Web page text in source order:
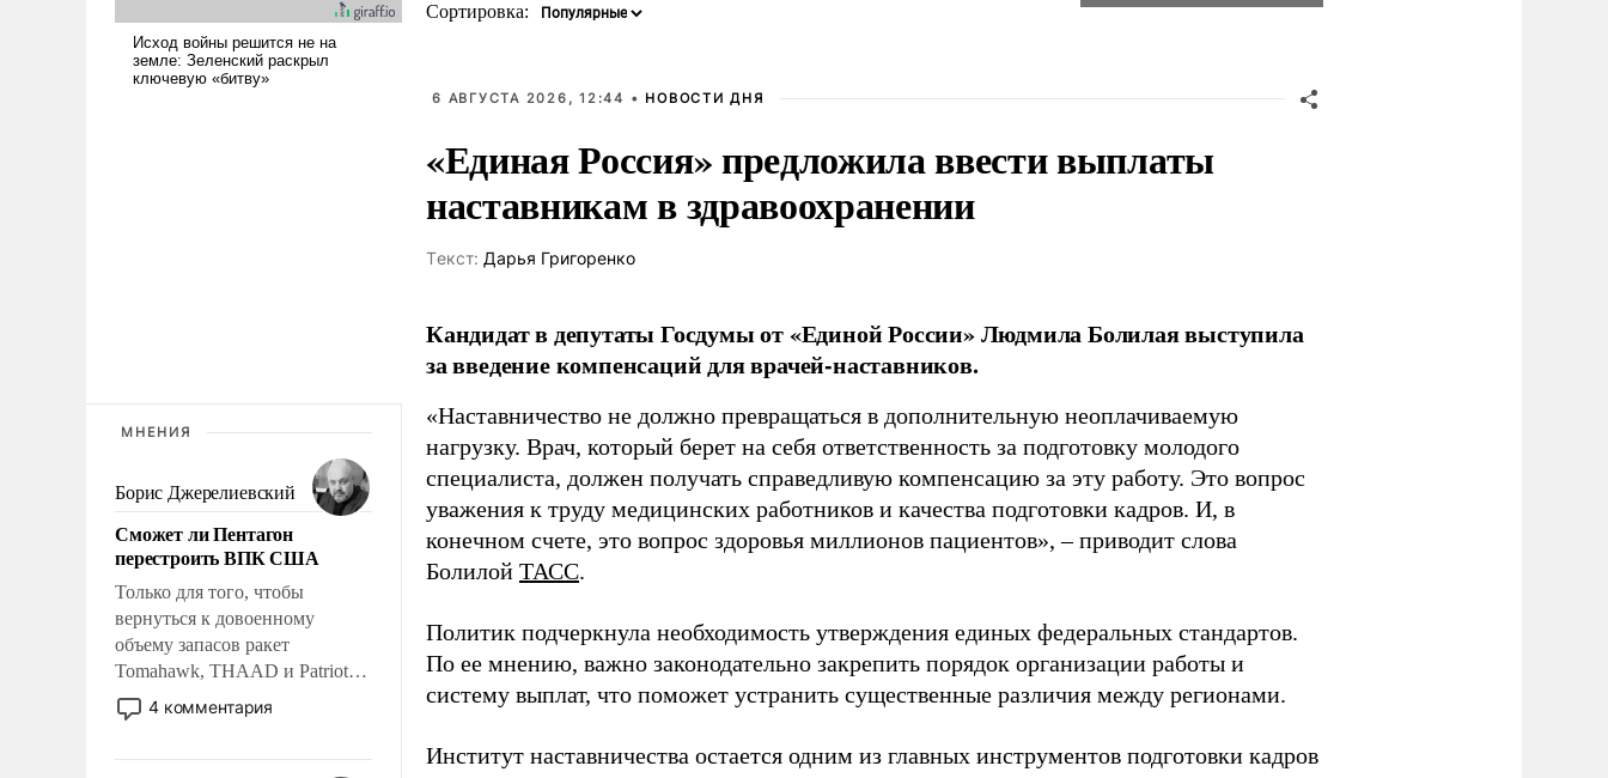
МНЕНИЯ
Борис Джерелиевский
Сможет ли Пентагон
перестроить ВПК США
Только для того, чтобы
вернуться к довоенному
объему запасов ракет
Tomahawk, THAAD и Patriot
США потребуется более трех
лет. Даже небольшая война с
4 комментария
Сортировка:
6 АВГУСТА 2026, 12:44 • НОВОСТИ ДНЯ
«Единая Россия» предложила ввести выплаты
наставникам в здравоохранении
Tекст: Дарья Григоренко
Кандидат в депутаты Госдумы от «Единой России» Людмила Болилая выступила
за введение компенсаций для врачей-наставников.
«Наставничество не должно превращаться в дополнительную неоплачиваемую
нагрузку. Врач, который берет на себя ответственность за подготовку молодого
специалиста, должен получать справедливую компенсацию за эту работу. Это вопрос
уважения к труду медицинских работников и качества подготовки кадров. И, в
конечном счете, это вопрос здоровья миллионов пациентов», – приводит слова
Болилой ТАСС.
Политик подчеркнула необходимость утверждения единых федеральных стандартов.
По ее мнению, важно законодательно закрепить порядок организации работы и
систему выплат, что поможет устранить существенные различия между регионами.
Институт наставничества остается одним из главных инструментов подготовки кадров